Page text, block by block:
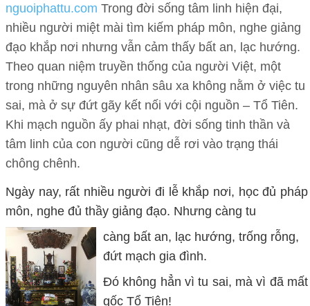
nguoiphattu.com Trong đời sống tâm linh hiện đại,
nhiều người miệt mài tìm kiếm pháp môn, nghe giảng
đạo khắp nơi nhưng vẫn cảm thấy bất an, lạc hướng.
Theo quan niệm truyền thống của người Việt, một
trong những nguyên nhân sâu xa không nằm ở việc tu
sai, mà ở sự đứt gãy kết nối với cội nguồn – Tổ Tiên.
Khi mạch nguồn ấy phai nhạt, đời sống tinh thần và
tâm linh của con người cũng dễ rơi vào trạng thái
chông chênh.
Ngày nay, rất nhiều người đi lễ khắp nơi, học đủ pháp
môn, nghe đủ thầy giảng đạo. Nhưng càng tu
càng bất an, lạc hướng, trống rỗng,
đứt mạch gia đình.
Đó không hẳn vì tu sai, mà vì đã mất
gốc Tổ Tiên!